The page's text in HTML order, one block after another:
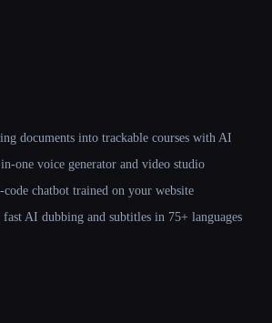
documents into trackable courses with AI
one voice generator and video studio
chatbot trained on your website
AI dubbing and subtitles in 75+ languages